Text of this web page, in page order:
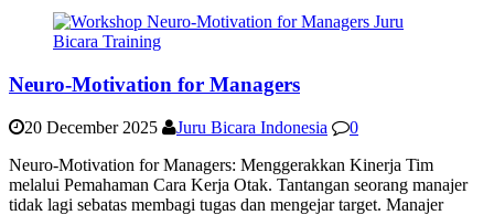
Neuro-Motivation for Managers
20 December 2025 Juru Bicara Indonesia
0
Neuro-Motivation for Managers: Menggerakkan Kinerja Tim
melalui Pemahaman Cara Kerja Otak. Tantangan seorang manajer
tidak lagi sebatas membagi tugas dan mengejar target. Manajer